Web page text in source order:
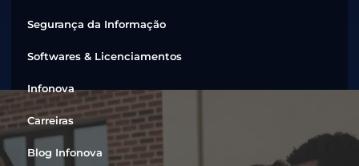
Segurança da Informação
Softwares & Licenciamentos
Infonova
Carreiras
Blog Infonova